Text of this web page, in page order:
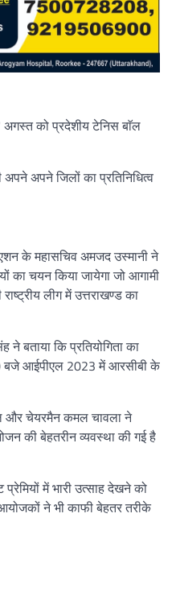
को प्रदेशीय टेनिस बाॅल
अपने जिलों का प्रतिनिधित्व
के महासचिव अमजद उस्मानी ने
का चयन किया जायेगा जो आगामी
लीग में उत्तराखण्ड का
बताया कि प्रतियोगिता का
बजे आईपीएल 2023 में आरसीबी के
और चेयरमैन कमल चावला ने
की बेहतरीन व्यवस्था की गई है
में भारी उत्साह देखने को
ने भी काफी बेहतर तरीके